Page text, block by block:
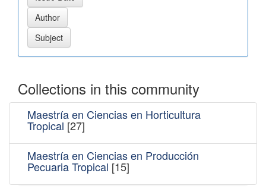
Collections in this community
Maestría en Ciencias en Horticultura
Tropical [27]
Maestría en Ciencias en Producción
Pecuaria Tropical [15]